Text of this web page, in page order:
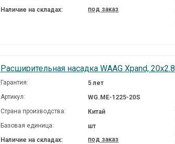
Наличие на складах:
под заказ
Расширительная насадка WAAG Xpand, 20x2.8
Гарантия:
5 лет
Артикул:
WG.ME-1225-20S
Страна производства:
Китай
Базовая единица:
шт
Наличие на складах:
под заказ